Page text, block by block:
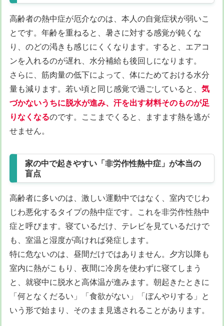
高齢者の熱中症が厄介なのは、本人の自覚症状が弱いこ
とです。年齢を重ねると、暑さに対する感覚が鈍くな
り、のどの渇きも感じにくくなります。すると、エアコ
ンを入れるのが遅れ、水分補給も後回しになります。
さらに、筋肉量の低下によって、体にためておける水分
量も減ります。若い頃と同じ感覚で過ごしていると、 気
づかないうちに脱水が進み、汗を出す材料そのものが足
りなくなるのです。ここまでくると、ますます熱を逃が
せません。
家の中で起きやすい「非労作性熱中症」が本当の
盲点
高齢者に多いのは、激しい運動中ではなく、室内でじわ
じわ悪化するタイプの熱中症です。これを非労作性熱中
症と呼びます。寝ているだけ、テレビを見ているだけで
も、室温と湿度が高ければ発症します。
特に危ないのは、昼間だけではありません。夕方以降も
室内に熱がこもり、夜間に冷房を使わずに寝てしまう
と、就寝中に脱水と高体温が進みます。朝起きたときに
「何となくだるい」「食欲がない」「ぼんやりする」と
いう形で始まり、そのまま見逃されることがあります。